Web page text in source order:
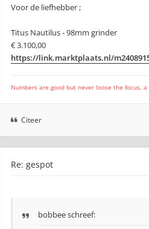
Voor de liefhebber ;
Titus Nautilus - 98mm grinder
€ 3.100,00
https://link.marktplaats.nl/
Numbers are good but never loose the focus,
Citeer
Re: gespot
bobbeeschreef: